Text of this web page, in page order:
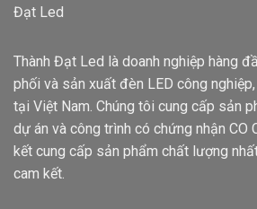
Đạt Led
Thành Đạt Led là doanh nghiệp hàng
phối và sản xuất đèn LED công
tại Việt Nam. Chúng tôi cung cấp sản
dự án và công trình có chứng nhận CO
kết cung cấp sản phẩm chất lượng
cam kết.